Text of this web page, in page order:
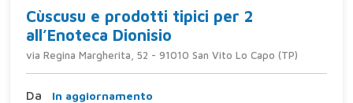
Cùscusu e prodotti tipici per 2
all’Enoteca Dionisio
via Regina Margherita, 52 - 91010 San Vito Lo Capo (TP)
Da In aggiornamento